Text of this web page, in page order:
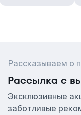
Рассказываем о
Рассылка с
Эксклюзивные
заботливые